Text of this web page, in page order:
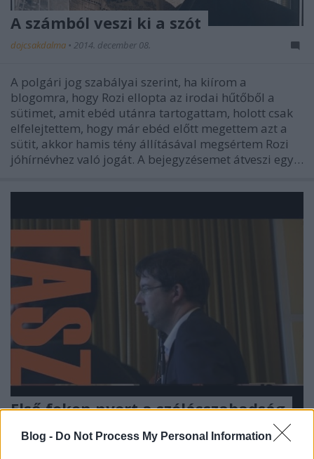
Blog - Do Not Process My Personal Information
A számból veszi ki a szót
dojcsakdalma • 2014. december 08.
A polgári jog szabályai szerint, ha kiírom a
blogomra, hogy Rozi ellopta az irodai hűtőből a
sütimet, amit ebéd utánra tartogattam, holott csak
elfelejtettem, hogy már ebéd előtt megettem azt a
sütit, akkor hamis tény állításával megsértem Rozi
jóhírnévhez való jogát. A bejegyzésemet átveszi egy…
Első fokon nyert a szólásszabadság
dojcsakdalma• 2014. október 13.